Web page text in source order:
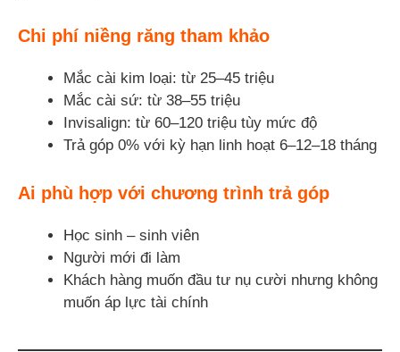
Chi phí niềng răng tham khảo
Mắc cài kim loại: từ 25–45 triệu
Mắc cài sứ: từ 38–55 triệu
Invisalign: từ 60–120 triệu tùy mức độ
Trả góp 0% với kỳ hạn linh hoạt 6–12–18 tháng
Ai phù hợp với chương trình trả góp
Học sinh – sinh viên
Người mới đi làm
Khách hàng muốn đầu tư nụ cười nhưng không
muốn áp lực tài chính